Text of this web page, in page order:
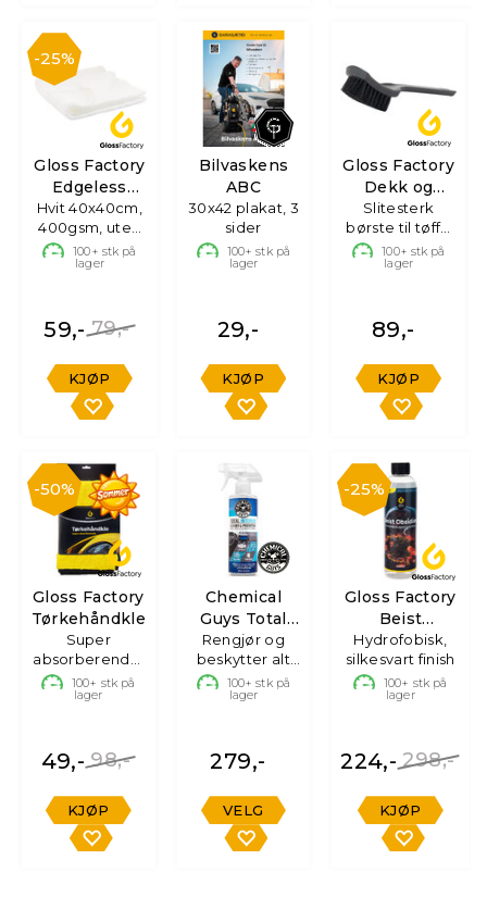
25%
Gloss Factory
Edgeless
Mikrofiberklut
Hvit 40x40cm,
400gsm, uten
søm
100+ stk på
lager
79,-
59,-
KJØP
Bilvaskens
ABC
30x42 plakat, 3
sider
100+ stk på
lager
29,-
KJØP
Gloss Factory
Dekk og
Gummibørste
Slitesterk
børste til tøffe
overflater
100+ stk på
lager
89,-
KJØP
50%
Gloss Factory
Tørkehåndkle
Super
absorberende,
60x85cm
100+ stk på
lager
98,-
49,-
KJØP
Chemical
Guys Total
Interior
Rengjør og
beskytter alt
interiør,
100+ stk på
lager
279,-
VELG
25%
Gloss Factory
Beist
Obsidian
Hydrofobisk,
silkesvart finish
100+ stk på
lager
298,-
224,-
KJØP